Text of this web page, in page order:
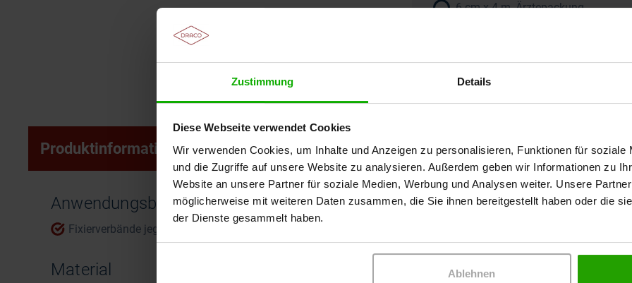
Zustimmung Details
Diese Webseite verwendet Cookies
Wir verwenden Cookies, um Inhalte und Anzeigen zu personalisieren, Funktionen für soziale
und die Zugriffe auf unsere Website zu analysieren. Außerdem geben wir Informationen zu
Website an unsere Partner für soziale Medien, Werbung und Analysen weiter. Unsere
möglicherweise mit weiteren Daten zusammen, die Sie ihnen bereitgestellt haben oder die
der Dienste gesammelt haben.
Ablehnen
6 cm x 4 m, Ärztepackung
Produktinformationen
Anwendungsbereiche
Fixierverbände jeglicher Art
Material
Details
DracoSumbi ist eine
Wundauflagen und
dehnbar und angenehm auf